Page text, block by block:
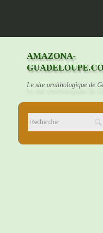
AMAZONA-
Le site ornithologique de